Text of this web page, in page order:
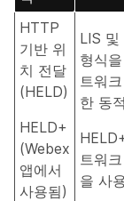
HTTP
기반 위
치 전달
(HELD)
HELD+
(Webex
앱에서
사용됨)
LIS
형식
트워
한 동
트워
을 사